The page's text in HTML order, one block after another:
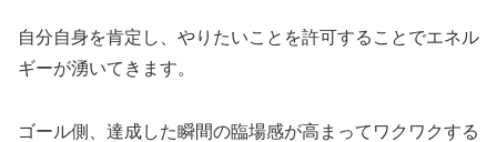
自分自身を肯定し、やりたいことを許可することでエネル
ギーが湧いてきます。
ゴール側、達成した瞬間の臨場感が高まってワクワクする